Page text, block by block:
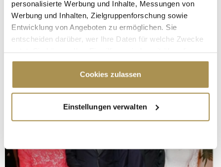
personalisierte Werbung und Inhalte, Messungen von
Werbung und Inhalten, Zielgruppenforschung sowie
Entwicklung von Angeboten zu ermöglichen. Sie
entscheiden darüber, wer Ihre Daten für welche Zwecke
Cookie-Erklärung oder durch Klicken auf das Privacy
Trigger Symbol ändern oder widerrufen
Informationen über Ihre geografische Lage
erfassen, welche bis auf einige Meter genau sein
bestimmten Merkmalen (Fingerprinting) identifizieren
Cookies zulassen
Einstellungen verwalten